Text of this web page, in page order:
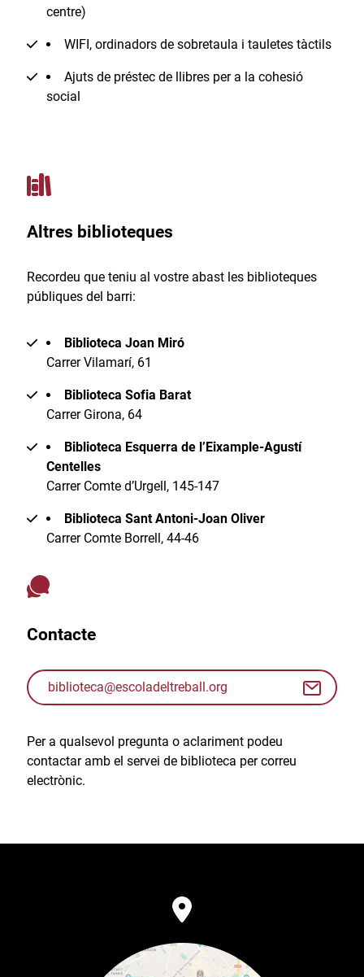
centre)
WIFI, ordinadors de sobretaula i tauletes tàctils
Ajuts de préstec de llibres per a la cohesió
social
Altres biblioteques
Recordeu que teniu al vostre abast les biblioteques
públiques del barri:
Biblioteca Joan Miró
Carrer Vilamarí, 61
Biblioteca Sofia Barat
Carrer Girona, 64
Biblioteca Esquerra de l’Eixample-Agustí
Centelles
Carrer Comte d’Urgell, 145-147
Biblioteca Sant Antoni-Joan Oliver
Carrer Comte Borrell, 44-46
Contacte
biblioteca@escoladeltreball.org
Per a qualsevol pregunta o aclariment podeu
contactar amb el servei de biblioteca per correu
electrònic.